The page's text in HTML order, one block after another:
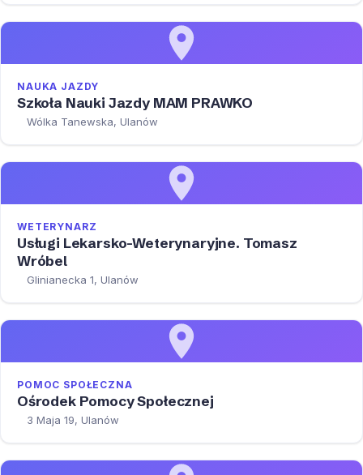
NAUKA JAZDY
Szkoła Nauki Jazdy MAM PRAWKO
Wólka Tanewska, Ulanów
WETERYNARZ
Usługi Lekarsko-Weterynaryjne. Tomasz
Wróbel
Glinianecka 1, Ulanów
POMOC SPOŁECZNA
Ośrodek Pomocy Społecznej
3 Maja 19, Ulanów